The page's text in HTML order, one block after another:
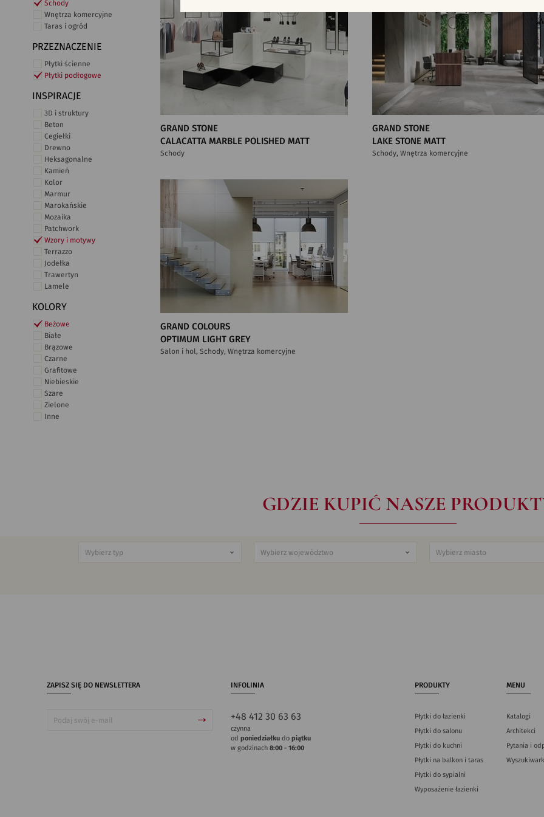
Schody
Wnętrza komercyjne
Taras i ogród
PRZEZNACZENIE
Płytki ścienne
Płytki podłogowe
INSPIRACJE
3D i struktury
Beton
Cegiełki
Drewno
Heksagonalne
Kamień
Kolor
Marmur
Marokańskie
Mozaika
Patchwork
Wzory i motywy
Terrazzo
Jodełka
Trawertyn
Lamele
KOLORY
Beżowe
Białe
Brązowe
Czarne
Grafitowe
Niebieskie
Szare
Zielone
Inne
GRAND STONE
CALACATTA MARBLE POLISHED MATT
Schody
GRAND STONE
LAKE STONE MATT
Schody, Wnętrza komercyjne
GRAND COLOURS
OPTIMUM LIGHT GREY
Salon i hol, Schody, Wnętrza komercyjne
GDZIE KUPIĆ NASZE
ZAPISZ SIĘ DO NEWSLETTERA INFOLINIA
+48 412 30 63 63
czynna
od poniedziałkudo piątku
w godzinach 8:00 - 16:00
PRODUKTY
Płytki do łazienki
Płytki do salonu
Płytki do kuchni
Płytki na balkon i taras
Płytki do sypialni
Wyposażenie łazienki
MENU
Katalogi
Architekci
Pytania i